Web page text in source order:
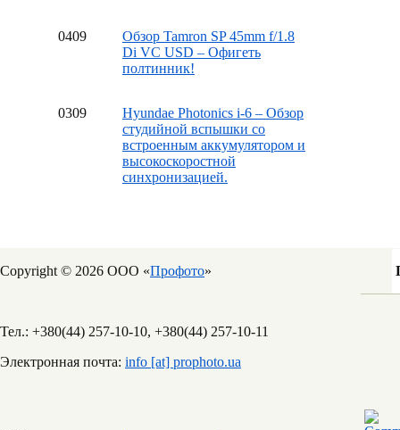
0409
Обзор Tamron SP 45mm f/1.8
Di VC USD – Офигеть
полтинник!
0309
Hyundae Photonics i-6 – Обзор
студийной вспышки со
встроенным аккумулятором и
высокоскоростной
синхронизацией.
Copyright © 2026 ООО «Профото»
Тел.: +380(44) 257-10-10, +380(44) 257-10-11
Электронная почта: info [at] prophoto.ua